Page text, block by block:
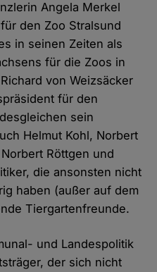
Angela Merkel
den Zoo Stralsund
in seinen Zeiten als
für die Zoos in
von Weizsäcker
für den
sein
Helmut Kohl, Norbert
Röttgen und
die ansonsten nicht
haben (außer auf dem
Tiergartenfreunde.
und Landespolitik
der sich nicht